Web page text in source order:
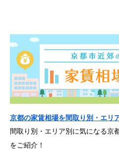
京都の家賃相場を間取り別・エリ
間取り別・エリア別に気になる京
をご紹介！